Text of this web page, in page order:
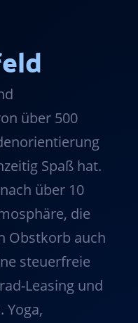
über 500
Spaß hat.
über 10
die
Obstkorb auch
steuerfreie
Leasing und
Yoga,